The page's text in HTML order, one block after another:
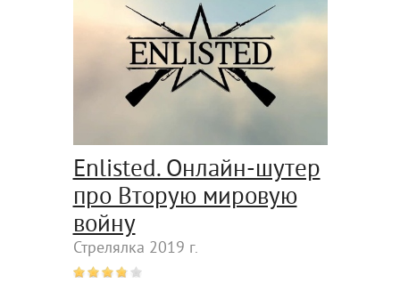
Enlisted. Онлайн-шутер
про Вторую мировую
войну
Стрелялка 2019 г.